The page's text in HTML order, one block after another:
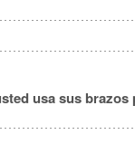
usa sus brazos